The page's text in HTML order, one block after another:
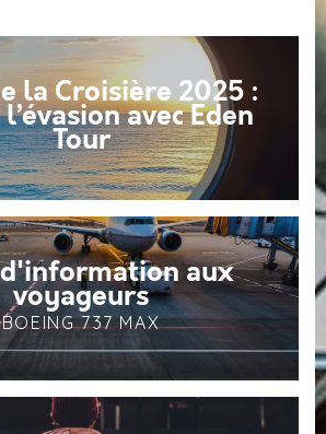
la Croisière 2025 :
avec Eden
Tour
aux
voyageurs
BOEING 737 MAX